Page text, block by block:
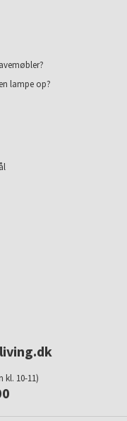
lampe op?
kl. 10-11)